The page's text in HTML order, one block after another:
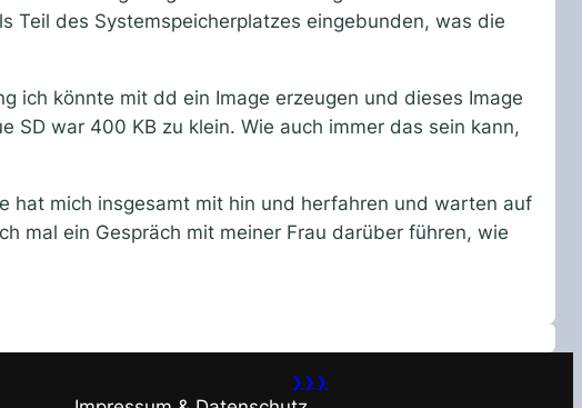
Teil des Systemspeicherplatzes eingebunden, was die
ich könnte mit dd ein Image erzeugen und dieses Image
SD war 400 KB zu klein. Wie auch immer das sein kann,
hat mich insgesamt mit hin und herfahren und warten auf
mal ein Gespräch mit meiner Frau darüber führen, wie
❯❯❯